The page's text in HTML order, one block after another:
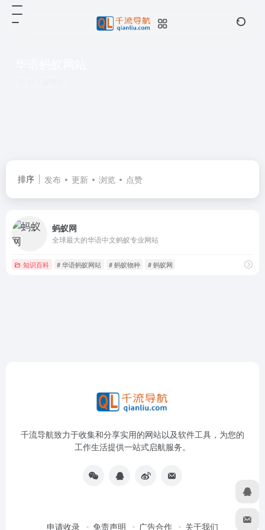
排序 发布 更新 浏览 点赞
蚂蚁网
全球最大的华语中文蚂蚁专业网站
知识百科 # 华语蚂蚁网站 # 蚂蚁物种 # 蚂蚁网
千流导航致力于收集和分享实用的网站以及软件工具，为您的
工作生活提供一站式启航服务。
申请收录 免责声明 广告合作 关于我们